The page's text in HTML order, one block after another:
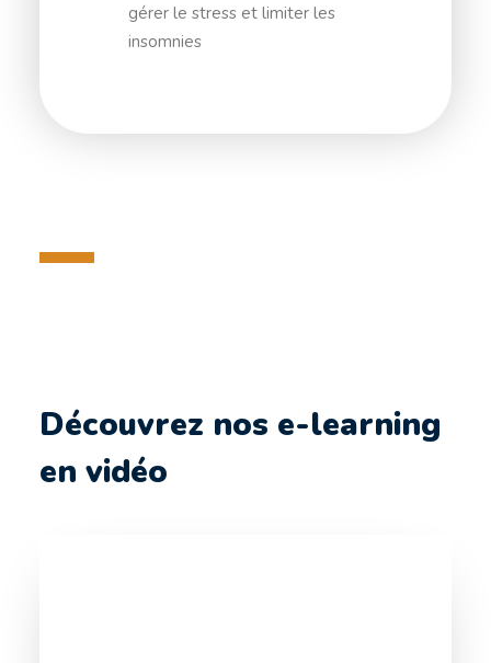
gérer le stress et limiter les
insomnies
Découvrez nos e-learning
en vidéo